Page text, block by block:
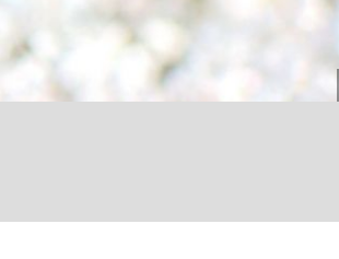
真実 選手が明かす...